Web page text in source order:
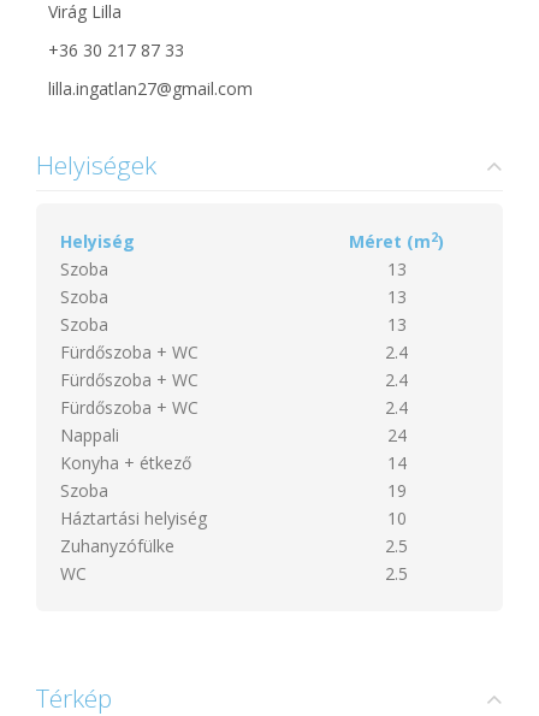
Virág Lilla
+36 30 217 87 33
lilla.ingatlan27@gmail.com
Helyiségek
Helyiség Méret (m2)
Szoba
13
Szoba
13
Szoba
13
Fürdőszoba + WC
2.4
Fürdőszoba + WC
2.4
Fürdőszoba + WC
2.4
Nappali
24
Konyha + étkező
14
Szoba
19
Háztartási helyiség
10
Zuhanyzófülke
2.5
WC
2.5
Térkép